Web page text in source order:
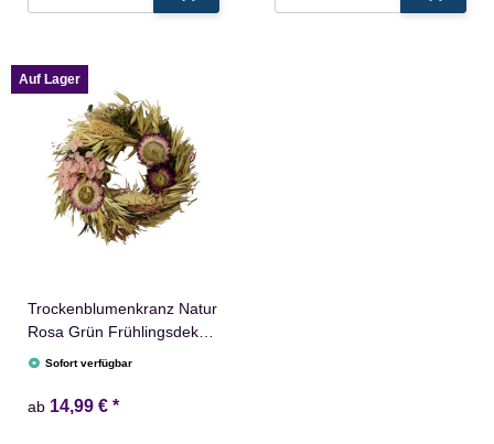
Auf Lager
Trockenblumenkranz Natur
Rosa Grün Frühlingsdeko
Blumen
Sofort verfügbar
ab 14,99 € *